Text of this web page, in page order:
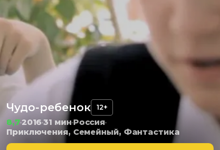
Чудо-ребенок 12+
8,7201631 минРоссия
Приключения, Семейный, Фантастика